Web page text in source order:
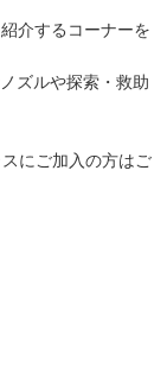
介するコーナーを
ズルや探索・救助
にご加入の方はご